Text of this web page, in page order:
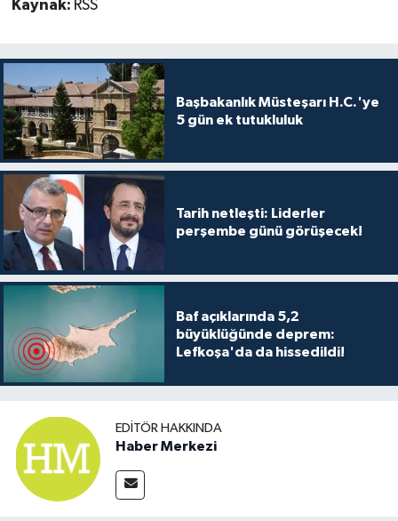
Kaynak: RSS
Başbakanlık Müsteşarı H.C.'ye
5 gün ek tutukluluk
Tarih netleşti: Liderler
perşembe günü görüşecek!
Baf açıklarında 5,2
büyüklüğünde deprem:
Lefkoşa'da da hissedildi!
EDITÖR HAKKINDA
Haber Merkezi
TEKNOLOJİ
TİCARET
YAŞAM